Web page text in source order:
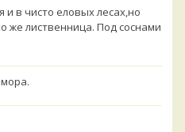
и в чисто еловых лесах,но
же лиственница. Под соснами